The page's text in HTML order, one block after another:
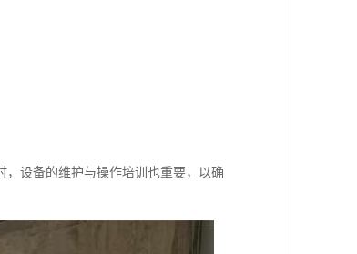
设备的维护与操作培训也重要，以确